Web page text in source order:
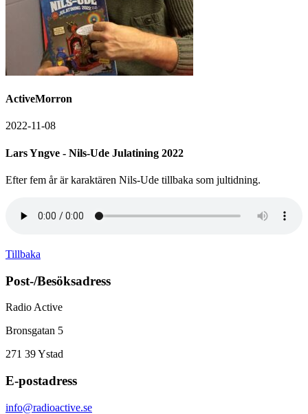
ActiveMorron
2022-11-08
Lars Yngve - Nils-Ude Julatining 2022
Efter fem år är karaktären Nils-Ude tillbaka som jultidning.
Tillbaka
Post-/Besöksadress
Radio Active
Bronsgatan 5
271 39Ystad
E-postadress
info@radioactive.se